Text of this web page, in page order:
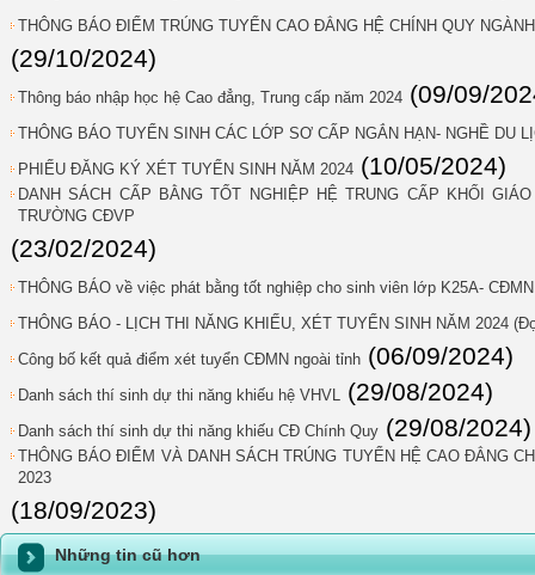
THÔNG BÁO ĐIỂM TRÚNG TUYỂN CAO ĐẲNG HỆ CHÍNH QUY
(29/10/2024)
Thông báo nhập học hệ Cao đẳng, Trung cấp năm 2024 (09/09/
THÔNG BÁO TUYỂN SINH CÁC LỚP SƠ CẤP NGẮN HẠN- NGHỀ DU
PHIẾU ĐĂNG KÝ XÉT TUYỂN SINH NĂM 2024 (10/05/2024)
DANH SÁCH CẤP BẰNG TỐT NGHIỆP HỆ TRUNG CẤP KHỐI
TRƯỜNG CĐVP
(23/02/2024)
THÔNG BÁO về việc phát bằng tốt nghiệp cho sinh viên lớp K25A-
THÔNG BÁO - LỊCH THI NĂNG KHIẾU, XÉT TUYỂN SINH NĂM 2024
Công bố kết quả điểm xét tuyển CĐMN ngoài tỉnh (06/09/2024)
Danh sách thí sinh dự thi năng khiếu hệ VHVL (29/08/2024)
Danh sách thí sinh dự thi năng khiếu CĐ Chính Quy (29/08/2024)
THÔNG BÁO ĐIỂM VÀ DANH SÁCH TRÚNG TUYỂN HỆ CAO ĐẲNG
2023
(18/09/2023)
Những tin cũ hơn